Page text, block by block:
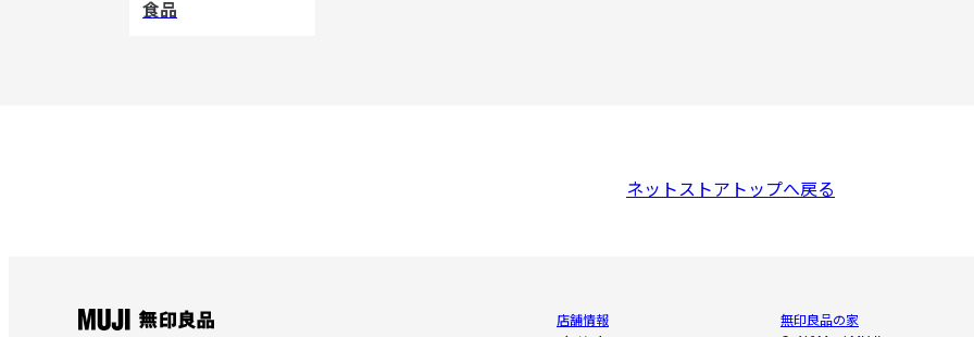
食品
ネットストアトップへ戻る
店舗情報
無印良品の家